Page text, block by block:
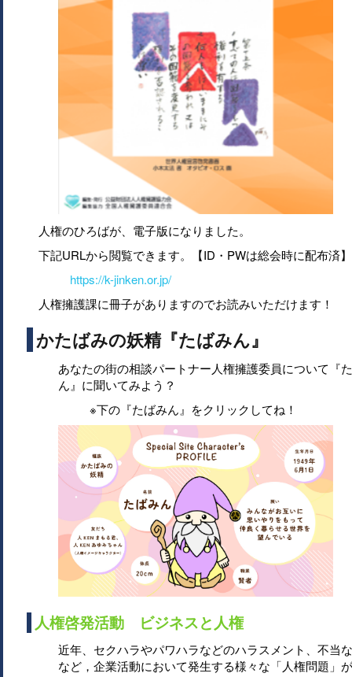
人権のひろばが、電子版になりました。
下記URLから閲覧できます。【ID・PWは総会時に配布済】
https://k-jinken.or.jp/
人権擁護課に冊子がありますのでお読みいただけます！
かたばみの妖精『たばみん』
あなたの街の相談パートナー人権擁護委員について『
ん』に聞いてみよう？
※下の『たばみん』をクリックしてね！
人権啓発活動 ビジネスと人権
近年、セクハラやパワハラなどのハラスメント、不当
など，企業活動において発生する様々な「人権問題」